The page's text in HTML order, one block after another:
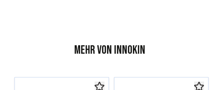
Mehr von Innokin